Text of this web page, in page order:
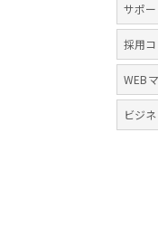
サポー
採用
WEB
ビジ